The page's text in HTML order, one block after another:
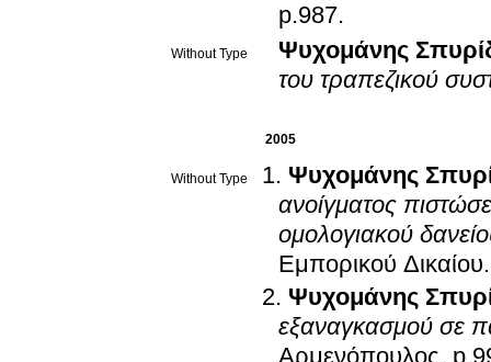
p.987.
Without Type
Ψυχομάνης
του τραπεζικού
2005
Without Type
Ψυχομάνης
ανοίγματος
ομολογιακού
Εμπορικού Δικαίου
Ψυχομάνης
εξαναγκασμού σε
Αρμενόπουλος.